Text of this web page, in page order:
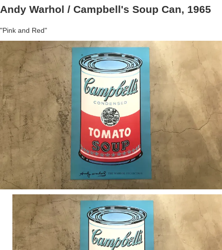
Andy Warhol / Campbell's Soup Can, 1965
"Pink and Red"